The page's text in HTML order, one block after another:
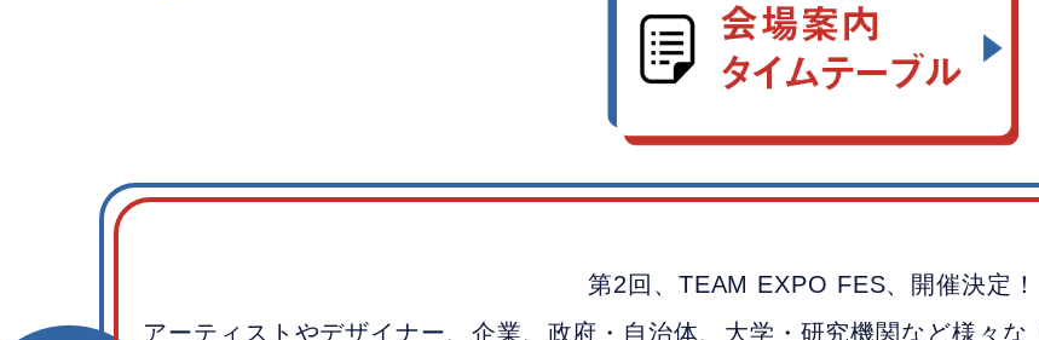
第2回、TEAM EXPO FES、開催決定！
アーティストやデザイナー、企業、 政府・自治体、大学・研究機関など様々な